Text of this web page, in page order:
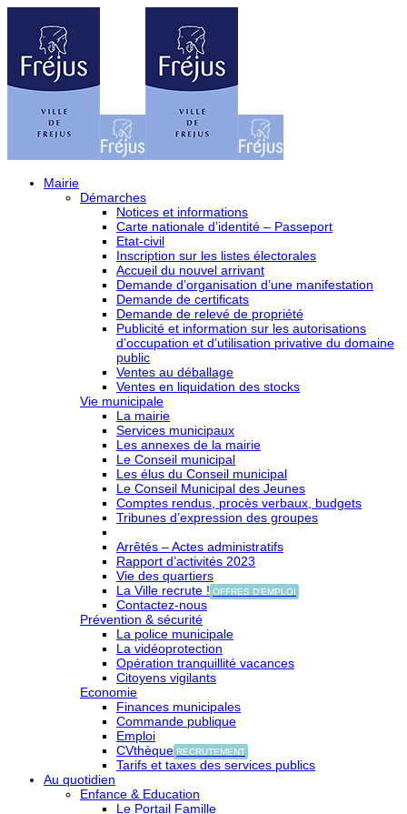
Mairie
Démarches
Notices et informations
Carte nationale d’identité – Passeport
Etat-civil
Inscription sur les listes électorales
Accueil du nouvel arrivant
Demande d’organisation d’une manifestation
Demande de certificats
Demande de relevé de propriété
Publicité et information sur les autorisations
d’occupation et d’utilisation privative du domaine
public
Ventes au déballage
Ventes en liquidation des stocks
Vie municipale
La mairie
Services municipaux
Les annexes de la mairie
Le Conseil municipal
Les élus du Conseil municipal
Le Conseil Municipal des Jeunes
Comptes rendus, procès verbaux, budgets
Tribunes d’expression des groupes
Arrêtés – Actes administratifs
Rapport d’activités 2023
Vie des quartiers
La Ville recrute ! OFFRES D'EMPLOI
Contactez-nous
Prévention & sécurité
La police municipale
La vidéoprotection
Opération tranquillité vacances
Citoyens vigilants
Economie
Finances municipales
Commande publique
Emploi
CVthèque RECRUTEMENT
Tarifs et taxes des services publics
Au quotidien
Enfance & Education
Le Portail Famille